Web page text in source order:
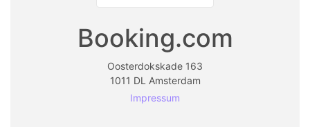
Booking.com
Oosterdokskade 163
1011 DL Amsterdam
Impressum